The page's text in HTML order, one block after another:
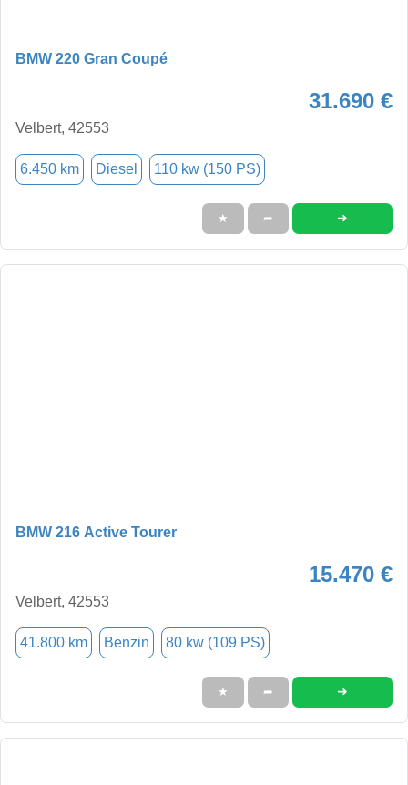
BMW 220 Gran Coupé
31.690 €
Velbert, 42553
6.450 km Diesel 110 kw (150 PS)
★ ➦ ➜
BMW 216 Active Tourer
15.470 €
Velbert, 42553
41.800 km Benzin 80 kw (109 PS)
★ ➦ ➜